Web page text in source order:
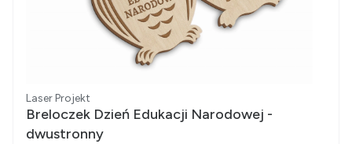
Producent
Laser Projekt
Breloczek Dzień Edukacji Narodowej -
dwustronny